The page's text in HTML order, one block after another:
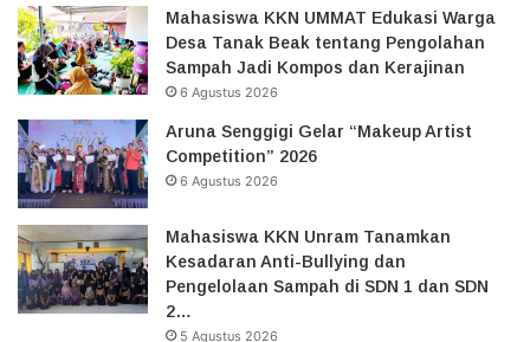
Mahasiswa KKN UMMAT Edukasi Warga
Desa Tanak Beak tentang Pengolahan
Sampah Jadi Kompos dan Kerajinan
6 Agustus 2026
Aruna Senggigi Gelar “Makeup Artist
Competition” 2026
6 Agustus 2026
Mahasiswa KKN Unram Tanamkan
Kesadaran Anti-Bullying dan
Pengelolaan Sampah di SDN 1 dan SDN
2…
5 Agustus 2026